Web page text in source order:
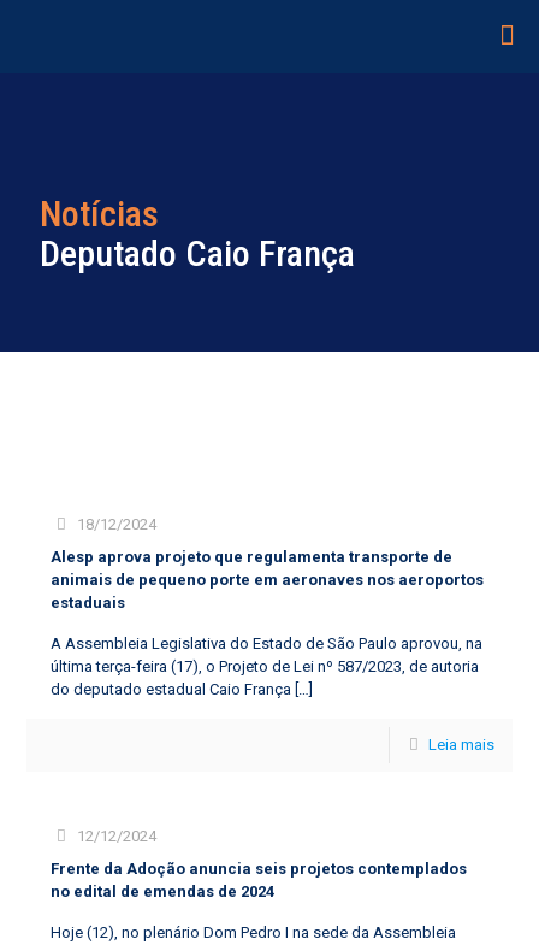
Notícias
Deputado Caio França
18/12/2024
Alesp aprova projeto que regulamenta transporte de
animais de pequeno porte em aeronaves nos aeroportos
estaduais
A Assembleia Legislativa do Estado de São Paulo aprovou, na
última terça-feira (17), o Projeto de Lei nº 587/2023, de autoria
do deputado estadual Caio França […]
Leia mais
12/12/2024
Frente da Adoção anuncia seis projetos contemplados
no edital de emendas de 2024
Hoje (12), no plenário Dom Pedro I na sede da Assembleia